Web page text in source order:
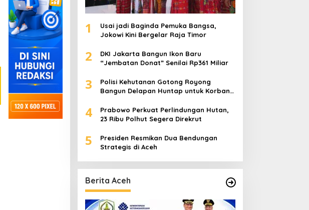
1
Usai jadi Baginda Pemuka Bangsa,
Jokowi Kini Bergelar Raja Timor
2
DKI Jakarta Bangun Ikon Baru
“Jembatan Donat” Senilai Rp361 Miliar
3
Polisi Kehutanan Gotong Royong
Bangun Delapan Huntap untuk Korban
4
Prabowo Perkuat Perlindungan Hutan,
23 Ribu Polhut Segera Direkrut
5
Presiden Resmikan Dua Bendungan
Strategis di Aceh
Berita Aceh